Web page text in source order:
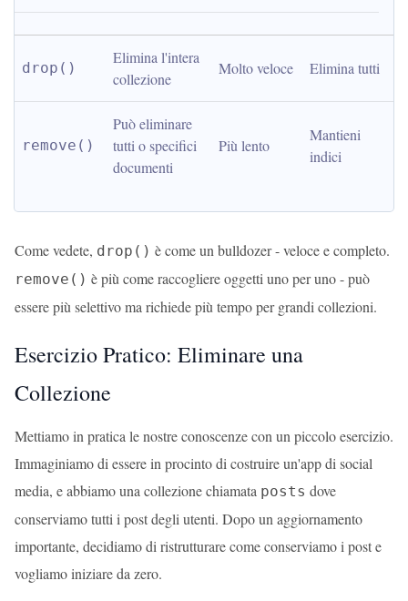
drop()
Elimina l'intera
collezione
Molto veloce Elimina tutti
remove()
Può eliminare
tutti o specifici
documenti
Più lento
Mantieni
indici
Come vedete, drop() è come un bulldozer - veloce e completo.
remove() è più come raccogliere oggetti uno per uno - può
essere più selettivo ma richiede più tempo per grandi collezioni.
Esercizio Pratico: Eliminare una
Collezione
Mettiamo in pratica le nostre conoscenze con un piccolo esercizio.
Immaginiamo di essere in procinto di costruire un'app di social
media, e abbiamo una collezione chiamata posts dove
conserviamo tutti i post degli utenti. Dopo un aggiornamento
importante, decidiamo di ristrutturare come conserviamo i post e
vogliamo iniziare da zero.